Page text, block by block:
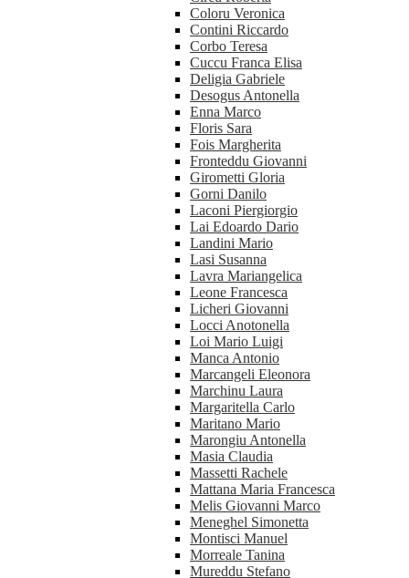
Coloru Veronica
Contini Riccardo
Corbo Teresa
Cuccu Franca Elisa
Deligia Gabriele
Desogus Antonella
Enna Marco
Floris Sara
Fois Margherita
Fronteddu Giovanni
Girometti Gloria
Gorni Danilo
Laconi Piergiorgio
Lai Edoardo Dario
Landini Mario
Lasi Susanna
Lavra Mariangelica
Leone Francesca
Licheri Giovanni
Locci Anotonella
Loi Mario Luigi
Manca Antonio
Marcangeli Eleonora
Marchinu Laura
Margaritella Carlo
Maritano Mario
Marongiu Antonella
Masia Claudia
Massetti Rachele
Mattana Maria Francesca
Melis Giovanni Marco
Meneghel Simonetta
Montisci Manuel
Morreale Tanina
Mureddu Stefano